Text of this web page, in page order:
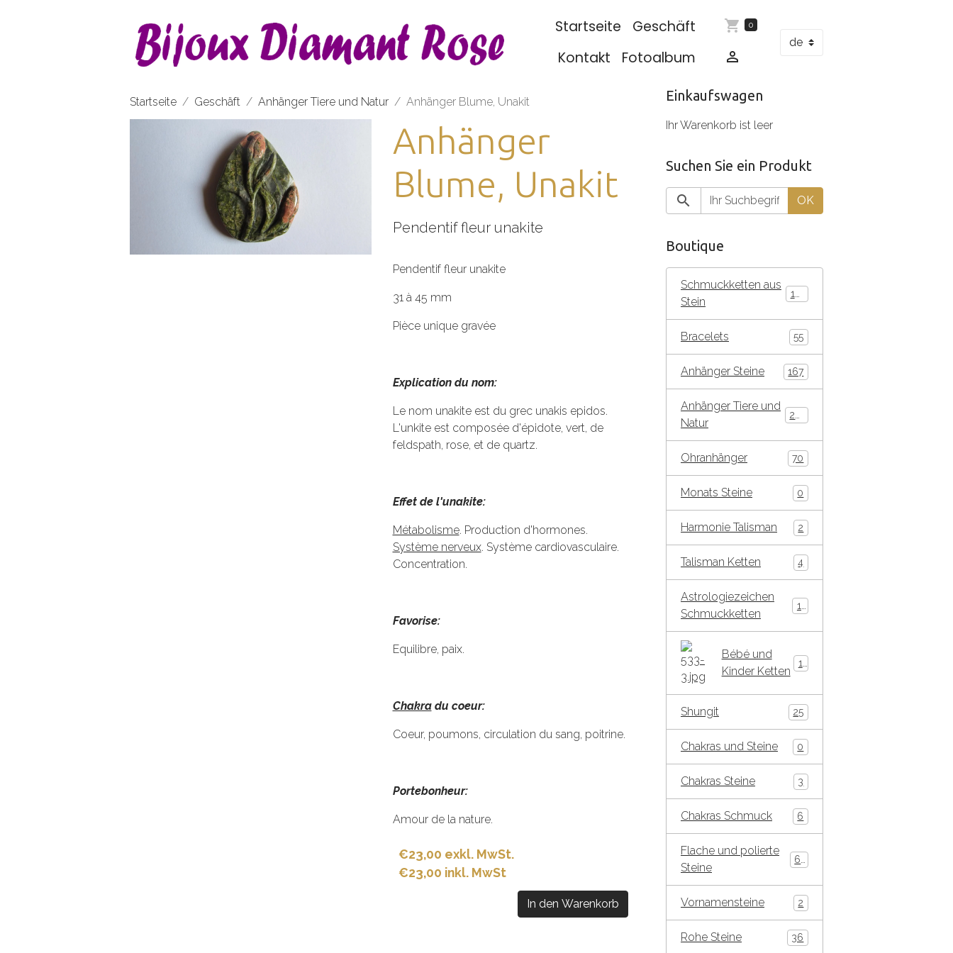
Startseite
Geschäft
Kontakt
Fotoalbum
0
Startseite Geschäft Anhänger Tiere und Natur Anhänger Blume, Unakit
Anhänger
Blume, Unakit
Pendentif fleur unakite
Pendentif fleur unakite
31 à 45 mm
Pièce unique gravée
Explication du nom:
Le nom unakite est du grec unakis epidos.
L'unkite est composée d'épidote, vert, de
feldspath, rose, et de quartz.
Effet de l'unakite:
Métabolisme. Production d'hormones.
Système nerveux. Système cardiovasculaire.
Concentration.
Favorise:
Equilibre, paix.
Chakradu coeur:
Coeur, poumons, circulation du sang, poitrine.
Portebonheur:
Amour de la nature.
€23,00 exkl. MwSt.
€23,00 inkl. MwSt
In den Warenkorb
Einkaufswagen
Ihr Warenkorb ist leer
Suchen Sie ein Produkt
OK
Boutique
Schmuckketten aus
Stein
Bracelets 55
Anhänger Steine 167
Anhänger Tiere und
Natur
Ohranhänger 70
Monats Steine 0
Harmonie Talisman 2
Talisman Ketten 4
Astrologiezeichen
Schmuckketten
Bébé und
Kinder Ketten
Shungit 25
Chakras und Steine 0
Chakras Steine 3
Chakras Schmuck 6
Flache und polierte
Steine
Vornamensteine 2
Rohe Steine 36